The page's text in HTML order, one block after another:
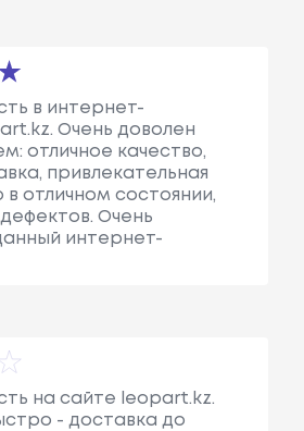
в интернет-
Очень доволен
отличное качество,
привлекательная
в отличном состоянии,
Очень
интернет-
на сайте leopart.kz.
- доставка до